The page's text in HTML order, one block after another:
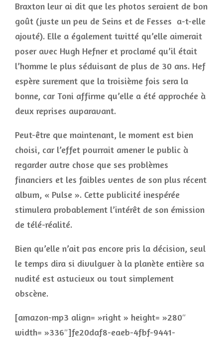
Braxton leur ai dit que les photos seraient de bon
goût (juste un peu de Seins et de Fesses a-t-elle
ajouté). Elle a également twitté qu’elle aimerait
poser avec Hugh Hefner et proclamé qu’il était
l’homme le plus séduisant de plus de 30 ans. Hef
espère surement que la troisième fois sera la
bonne, car Toni affirme qu’elle a été approchée à
deux reprises auparavant.
Peut-être que maintenant, le moment est bien
choisi, car l’effet pourrait amener le public à
regarder autre chose que ses problèmes
financiers et les faibles ventes de son plus récent
album, « Pulse ». Cette publicité inespérée
stimulera probablement l’intérêt de son émission
de télé-réalité.
Bien qu’elle n’ait pas encore pris la décision, seul
le temps dira si divulguer à la planète entière sa
nudité est astucieux ou tout simplement
obscène.
[amazon-mp3 align= »right » height= »280″
width= »336″]fe20daf8-eaeb-4fbf-9441-